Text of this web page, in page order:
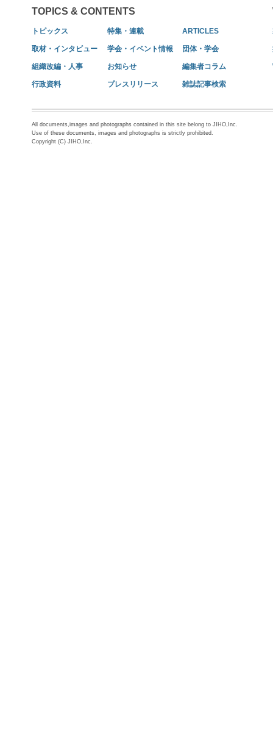
TOPICS & CONTENTS
トピックス 特集・連載 ARTICLES
取材・インタビュー 学会・イベント情報 団体・学会
組織改編・人事 お知らせ 編集者コラム
行政資料 プレスリリース 雑誌記事検索
All documents,images and photographs contained in this site belong to JIHO,Inc.
Use of these documents, images and photographs is strictly prohibited.
Copyright (C) JIHO,Inc.